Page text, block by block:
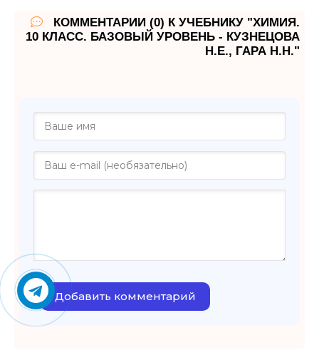
КОММЕНТАРИИ (0) К УЧЕБНИКУ "ХИМИЯ.
10 КЛАСС. БАЗОВЫЙ УРОВЕНЬ - КУЗНЕЦОВА
Н.Е., ГАРА Н.Н."
Добавить комментарий